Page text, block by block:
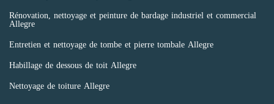
Rénovation, nettoyage et peinture de bardage industriel et commercial
Allegre
Entretien et nettoyage de tombe et pierre tombale Allegre
Habillage de dessous de toit Allegre
Nettoyage de toiture Allegre